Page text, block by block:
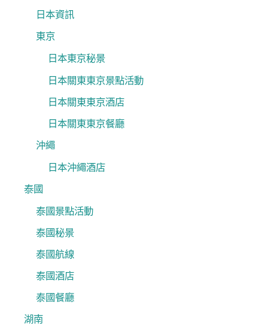
日本資訊
東京
日本東京秘景
日本關東東京景點活動
日本關東東京酒店
日本關東東京餐廳
沖繩
日本沖繩酒店
泰國
泰國景點活動
泰國秘景
泰國航線
泰國酒店
泰國餐廳
湖南